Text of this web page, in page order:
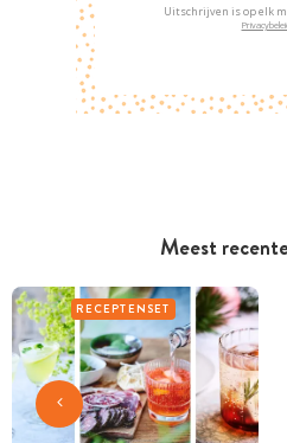
Meest
RECEPTENSET
Uitschrijven is op elk